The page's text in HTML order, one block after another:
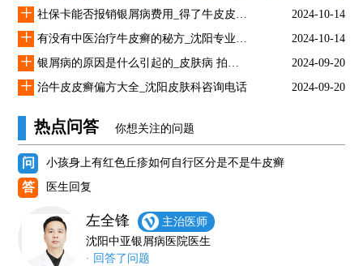
+ 社保卡能否报销银屑病费用_得了牛皮皮癣怎么治疗 2024-10-14
+ 有没有中医治疗牛皮癣的秘方_沈阳专业银屑医院 2024-10-14
+ 银屑病的原因是什么引起的_皮肤病 拍图识别 2024-09-20
+ 治牛皮皮癣偏方大全_沈阳皮肤科咨询电话 2024-09-20
热点问答 你想关注的问题
问 小孩身上有红色丘疹如何自行区分是不是牛皮癣
答 医生回复
左全锋
主治医师
沈阳中亚银屑病医院医生
· 回答了问题